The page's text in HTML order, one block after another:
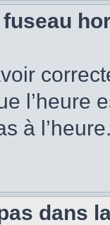
fuseau
à
dans